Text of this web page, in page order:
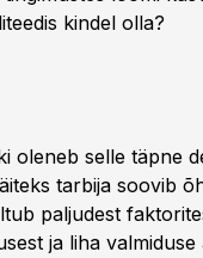
kindel olla?
oleneb selle täpne
tarbija soovib
paljudest
ja liha valmiduse